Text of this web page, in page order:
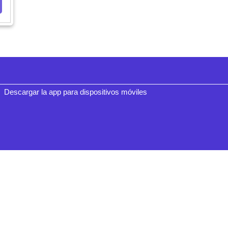
Descargar la app para dispositivos móviles